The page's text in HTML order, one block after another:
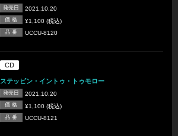
発売日 2021.10.20
価 格 ¥1,100 (税込)
品 番 UCCU-8120
CD
ステッピン・イントゥ・トゥモロー
発売日 2021.10.20
価 格 ¥1,100 (税込)
品 番 UCCU-8121